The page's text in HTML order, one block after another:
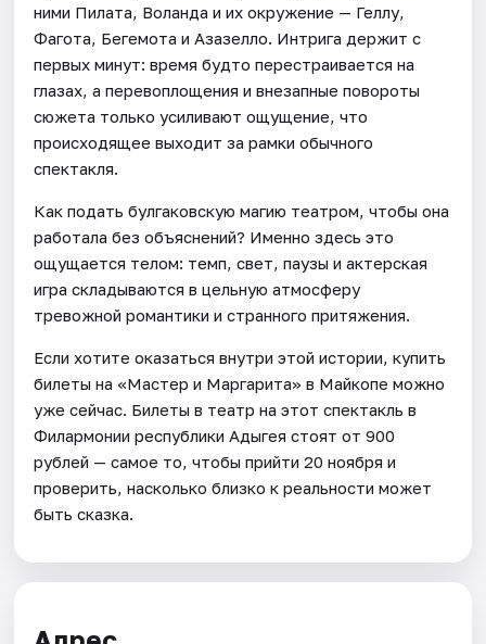
ними Пилата, Воланда и их окружение — Геллу,
Фагота, Бегемота и Азазелло. Интрига держит с
первых минут: время будто перестраивается на
глазах, а перевоплощения и внезапные повороты
сюжета только усиливают ощущение, что
происходящее выходит за рамки обычного
спектакля.
Как подать булгаковскую магию театром, чтобы она
работала без объяснений? Именно здесь это
ощущается телом: темп, свет, паузы и актерская
игра складываются в цельную атмосферу
тревожной романтики и странного притяжения.
Если хотите оказаться внутри этой истории, купить
билеты на «Мастер и Маргарита» в Майкопе можно
уже сейчас. Билеты в театр на этот спектакль в
Филармонии республики Адыгея стоят от 900
рублей — самое то, чтобы прийти 20 ноября и
проверить, насколько близко к реальности может
быть сказка.